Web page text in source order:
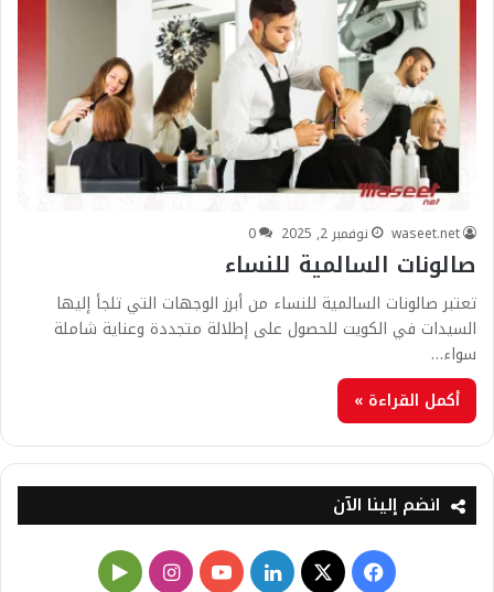
waseet.net نوفمبر 2, 2025 0
صالونات السالمية للنساء
تعتبر صالونات السالمية للنساء من أبرز الوجهات التي تلجأ إليها
السيدات في الكويت للحصول على إطلالة متجددة وعناية شاملة
سواء…
أكمل القراءة »
انضم إلينا الآن
ف
X